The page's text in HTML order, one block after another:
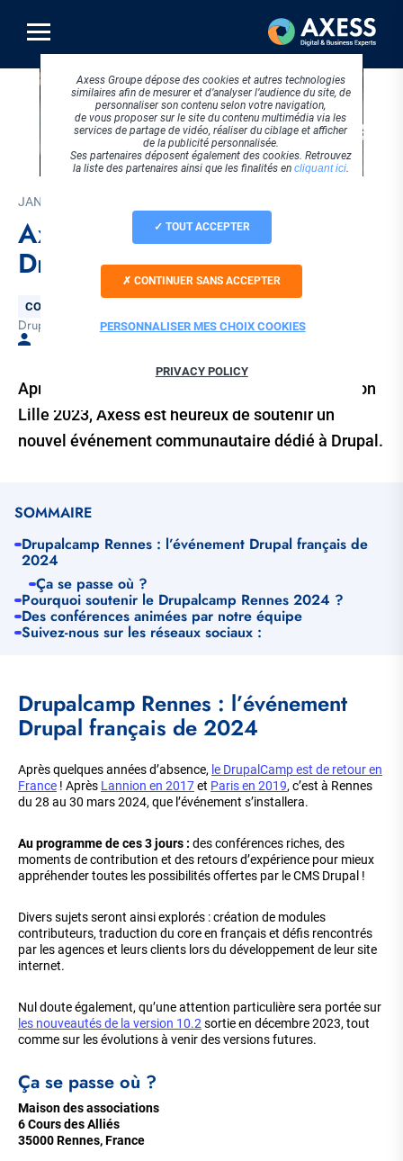
contenu
principal
JANVIER 2024
Axess sponsor majeur du
DrupalCamp Rennes 2024
Thématique
CONCEPTION WEB
Tags
Drupal Evénementiel
Après avoir été Platinum sponsor de la DrupalCon
Lille 2023, Axess est heureux de soutenir un
nouvel événement communautaire dédié à Drupal.
SOMMAIRE
Drupalcamp Rennes : l’événement Drupal français de
2024
Ça se passe où ?
Pourquoi soutenir le Drupalcamp Rennes 2024 ?
Des conférences animées par notre équipe
Suivez-nous sur les réseaux sociaux :
Drupalcamp Rennes : l’événement
Drupal français de 2024
Après quelques années d’absence, le DrupalCamp est de retour en
France ! Après Lannion en 2017et Paris en 2019, c’est à Rennes
du 28 au 30 mars 2024, que l’événement s’installera.
Au programme de ces 3 jours : des conférences riches, des
moments de contribution et des retours d’expérience pour mieux
appréhender toutes les possibilités offertes par le CMS Drupal !
Divers sujets seront ainsi explorés : création de modules
contributeurs, traduction du core en français et défis rencontrés
par les agences et leurs clients lors du développement de leur site
internet.
Nul doute également, qu’une attention particulière sera portée sur
les nouveautés de la version 10.2 sortie en décembre 2023, tout
comme sur les évolutions à venir des versions futures.
Ça se passe où ?
Maison des associations
6 Cours des Alliés
35000 Rennes, France
Axess Groupe dépose des cookies et autres technologies
similaires afin de mesurer et d’analyser l’audience du site, de
personnaliser son contenu selon votre navigation,
de vous proposer sur le site du contenu multimédia via les
services de partage de vidéo, réaliser du ciblage et afficher
de la publicité personnalisée.
Ses partenaires déposent également des cookies. Retrouvez
la liste des partenaires ainsi que les finalités en cliquant ici.
TOUT ACCEPTER
CONTINUER SANS ACCEPTER
PERSONNALISER MES CHOIX COOKIES
PRIVACY POLICY